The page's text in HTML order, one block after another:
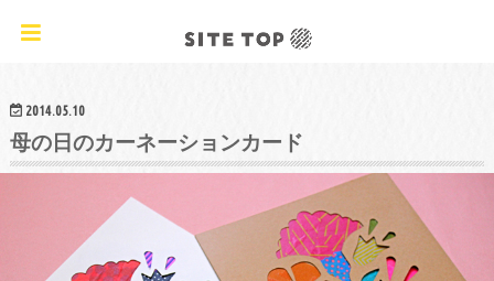
2014.05.10
母の日のカーネーションカード